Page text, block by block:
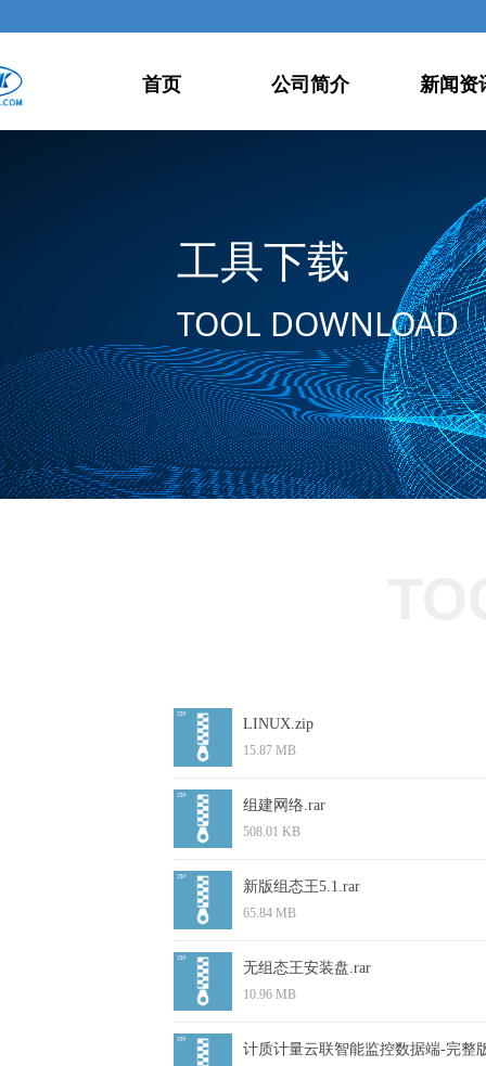
首页 公司简介 新闻资
工具下载
TOOL DOWNLOAD
LINUX.zip
15.87 MB
组建网络.rar
508.01 KB
新版组态王5.1.rar
65.84 MB
无组态王安装盘.rar
10.96 MB
计质计量云联智能监控数据端-完整